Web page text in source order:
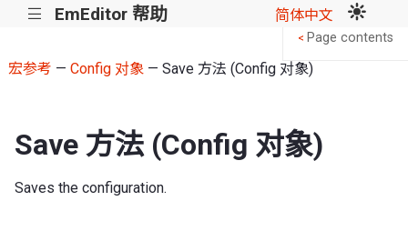
||| EmEditor 帮助 简体中文
宏参考 — Config 对象— Save 方法 (Config 对象)
Save 方法 (Config 对象)
Saves the configuration.
< Page contents